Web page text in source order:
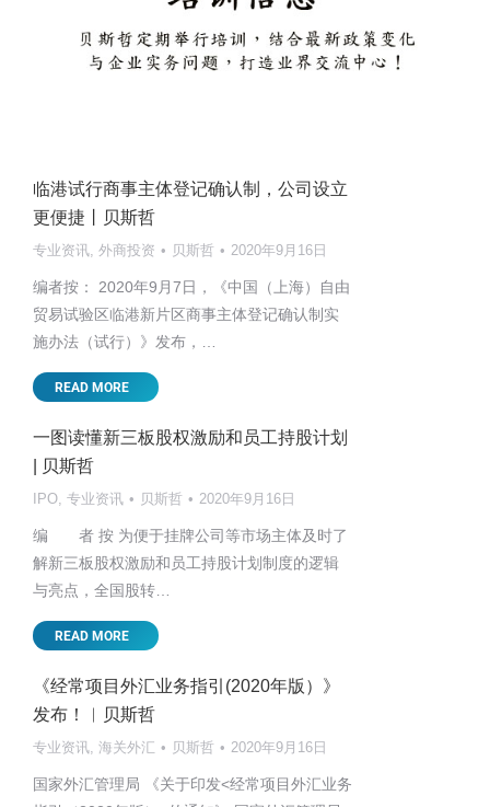
临港试行商事主体登记确认制，公司设立
更便捷丨贝斯哲
专业资讯, 外商投资 贝斯哲 2020年9月16日
编者按： 2020年9月7日，《中国（上海）自由
贸易试验区临港新片区商事主体登记确认制实
施办法（试行）》发布，…
READ MORE
一图读懂新三板股权激励和员工持股计划
| 贝斯哲
IPO, 专业资讯 贝斯哲 2020年9月16日
编 者 按 为便于挂牌公司等市场主体及时了
解新三板股权激励和员工持股计划制度的逻辑
与亮点，全国股转…
READ MORE
《经常项目外汇业务指引(2020年版）》
发布！︱贝斯哲
专业资讯, 海关外汇 贝斯哲 2020年9月16日
国家外汇管理局 《关于印发<经常项目外汇业务